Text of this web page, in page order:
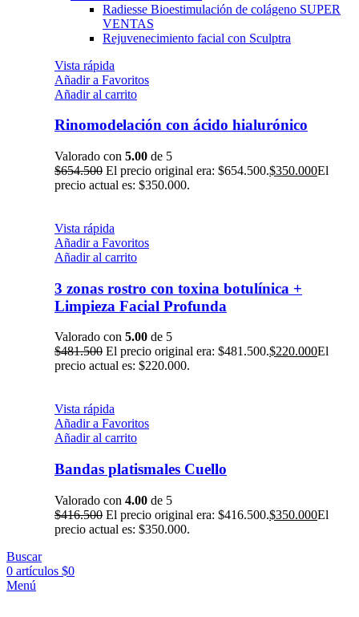
Radiesse Bioestimulación de colágeno SUPER
VENTAS
Rejuvenecimiento facial con Sculptra
Vista rápida
Añadir a Favoritos
Añadir al carrito
Rinomodelación con ácido hialurónico
Valorado con 5.00 de 5
$654.500 El precio original era: $654.500.$350.000El
precio actual es: $350.000.
Vista rápida
Añadir a Favoritos
Añadir al carrito
3 zonas rostro con toxina botulínica +
Limpieza Facial Profunda
Valorado con 5.00 de 5
$481.500 El precio original era: $481.500.$220.000El
precio actual es: $220.000.
Vista rápida
Añadir a Favoritos
Añadir al carrito
Bandas platismales Cuello
Valorado con 4.00 de 5
$416.500 El precio original era: $416.500.$350.000El
precio actual es: $350.000.
Buscar
0 artículos $0
Menú